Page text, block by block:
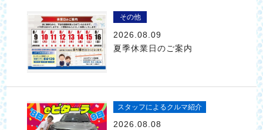
その他
2026.08.09
夏季休業日のご案内
スタッフによるクルマ紹介
2026.08.08